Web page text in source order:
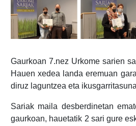
Gaurkoan 7.nez Urkome sarien
Hauen xedea landa eremuan
diruz laguntzea eta
Sariak maila desberdinetan
gaurkoan, hauetatik 2 sari gure